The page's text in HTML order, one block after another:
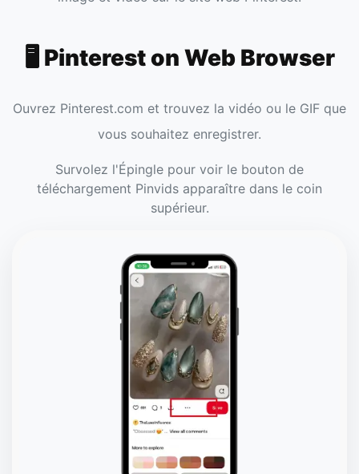
🖥️ Pinterest on Web Browser
Ouvrez Pinterest.com et trouvez la vidéo ou le GIF que
vous souhaitez enregistrer.
Survolez l'Épingle pour voir le bouton de
téléchargement Pinvids apparaître dans le coin
supérieur.